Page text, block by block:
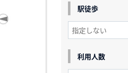
駅徒歩
利用人数